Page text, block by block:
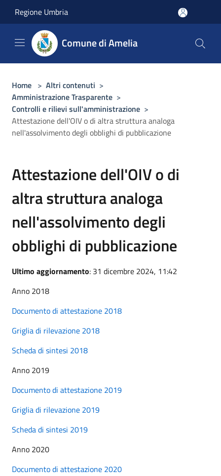
Regione Umbria
Comune di Amelia
Home > Altri contenuti >
Amministrazione Trasparente >
Controlli e rilievi sull'amministrazione >
Attestazione dell'OIV o di altra struttura analoga
nell'assolvimento degli obblighi di pubblicazione
Attestazione dell'OIV o di
altra struttura analoga
nell'assolvimento degli
obblighi di pubblicazione
Ultimo aggiornamento: 31 dicembre 2024, 11:42
Anno 2018
Documento di attestazione 2018
Griglia di rilevazione 2018
Scheda di sintesi 2018
Anno 2019
Documento di attestazione 2019
Griglia di rilevazione 2019
Scheda di sintesi 2019
Anno 2020
Documento di attestazione 2020